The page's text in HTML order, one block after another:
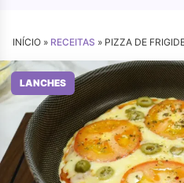
INÍCIO » RECEITAS » PIZZA DE
LANCHES